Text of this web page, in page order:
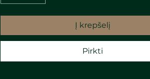
Į krepšelį
Pirkti